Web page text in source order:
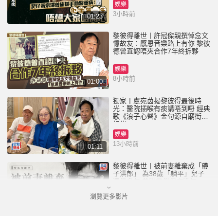
01:23
娛樂
3小時前
01:00
黎彼得離世丨許冠傑親撰悼念文
憶故友：感恩音樂路上有你 黎彼
德曾直認唔夾合作7年終拆夥
娛樂
8小時前
01:11
獨家丨盧宛茵揭黎彼得最後時
光：醫院插喉有痰講唔到嘢 經典
歌《浪子心聲》金句源自廟街睇
相佬
娛樂
13小時前
黎彼得離世丨被前妻離棄成「帶
子洪郎」 為38歲「躺平」兒子
娛樂
瀏覽更多影片